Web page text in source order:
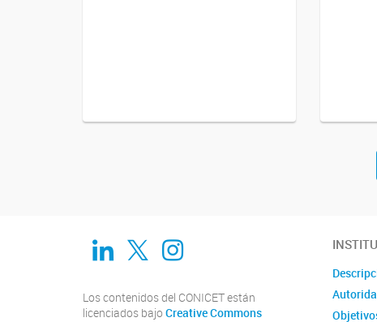
Linkedin
TwitterInstagram
Los contenidos del CONICET están
licenciados bajo Creative Commons